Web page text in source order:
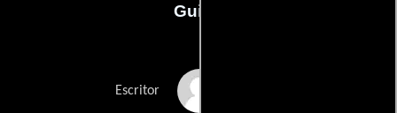
Guión
Escritor